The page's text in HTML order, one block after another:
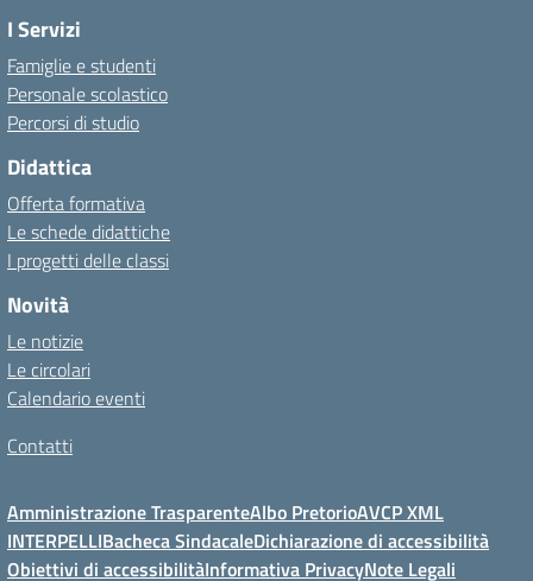
I Servizi
Famiglie e studenti
Personale scolastico
Percorsi di studio
Didattica
Offerta formativa
Le schede didattiche
I progetti delle classi
Novità
Le notizie
Le circolari
Calendario eventi
Contatti
Amministrazione TrasparenteAlbo PretorioAVCP XML
INTERPELLIBacheca SindacaleDichiarazione di accessibilità
Obiettivi di accessibilitàInformativa PrivacyNote Legali